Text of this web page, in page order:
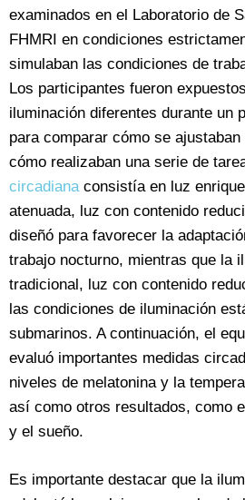
examinados en el Laboratorio de
FHMRI en condiciones
simulaban las condiciones de
Los participantes fueron
iluminación diferentes durante un
para comparar cómo se
cómo realizaban una serie de
circadianaconsistía en luz
atenuada, luz con contenido
diseñó para favorecer la
trabajo nocturno, mientras que la
tradicional, luz con contenido
las condiciones de iluminación
submarinos. A continuación, el
evaluó importantes medidas
niveles de melatonina y la
así como otros resultados, como
y el sueño.
Es importante destacar que la